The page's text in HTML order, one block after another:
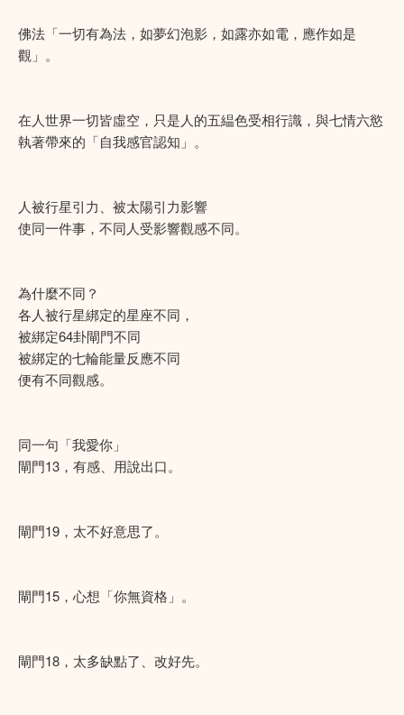
佛法「一切有為法，如夢幻泡影，如露亦如電，應作如是
觀」。
在人世界一切皆虛空，只是人的五緼色受相行識，與七情六慾
執著帶來的「自我感官認知」。
人被行星引力、被太陽引力影響
使同一件事，不同人受影響觀感不同。
為什麼不同？
各人被行星綁定的星座不同，
被綁定64卦閘門不同
被綁定的七輪能量反應不同
便有不同觀感。
同一句「我愛你」
閘門13，有感、用說出口。
閘門19，太不好意思了。
閘門15，心想「你無資格」。
閘門18，太多缺點了、改好先。